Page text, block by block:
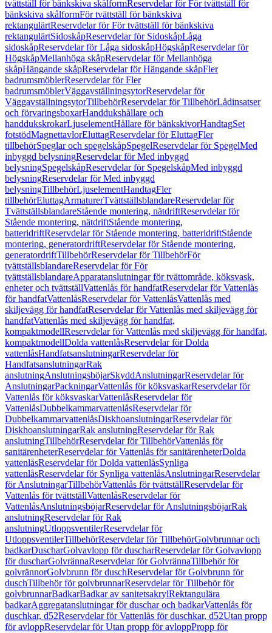
tvättställ för bänkskiva skålformReservdelar för För tvättställ för
bänkskiva skålformFör tvättställ för bänkskiva
rektangulärtReservdelar för För tvättställ för bänkskiva
rektangulärtSidoskåpReservdelar för SidoskåpLåga
sidoskåpReservdelar för Låga sidoskåpHögskåpReservdelar för
HögskåpMellanhöga skåpReservdelar för Mellanhöga
skåpHängande skåpReservdelar för Hängande skåpFler
badrumsmöblerReservdelar för Fler
badrumsmöblerVäggavställningsytorReservdelar för
VäggavställningsytorTillbehörReservdelar för TillbehörLådinsatser
och förvaringsboxarHanddukshållare och
handdukskrokarLjuselementHållare för bänkskivorHandtagSet
fotstödMagnettavlorEluttagReservdelar för EluttagFler
tillbehörSpeglar och spegelskåpSpegelReservdelar för SpegelMed
inbyggd belysningReservdelar för Med inbyggd
belysningSpegelskåpReservdelar för SpegelskåpMed inbyggd
belysningReservdelar för Med inbyggd
belysningTillbehörLjuselementHandtagFler
tillbehörEluttagArmaturerTvättställsblandareReservdelar för
TvättställsblandareStående montering, nätdriftReservdelar för
Stående montering, nätdriftStående montering,
batteridriftReservdelar för Stående montering, batteridriftStående
montering, generatordriftReservdelar för Stående montering,
generatordriftTillbehörReservdelar för TillbehörFör
tvättställsblandareReservdelar för För
tvättställsblandareApparatanslutningar för tvättområde, köksvask,
enheter och tvättställVattenlås för handfatReservdelar för Vattenlås
för handfatVattenlåsReservdelar för VattenlåsVattenlås med
skiljevägg för handfatReservdelar för Vattenlås med skiljevägg för
handfatVattenlås med skiljevägg för handfat,
kompaktmodellReservdelar för Vattenlås med skiljevägg för handfat,
kompaktmodellDolda vattenlåsReservdelar för Dolda
vattenlåsHandfatsanslutningarReservdelar för
HandfatsanslutningarRak
anslutningAnslutningsböjarSkyddAnslutningarReservdelar för
AnslutningarPackningarVattenlås för köksvaskarReservdelar för
Vattenlås för köksvaskarVattenlåsReservdelar för
VattenlåsDubbelkammarvattenlåsReservdelar för
DubbelkammarvattenlåsDiskhoanslutningarReservdelar för
DiskhoanslutningarRak anslutningReservdelar för Rak
anslutningTillbehörReservdelar för TillbehörVattenlås för
sanitärenheterReservdelar för Vattenlås för sanitärenheterDolda
vattenlåsReservdelar för Dolda vattenlåsSynliga
vattenlåsReservdelar för Synliga vattenlåsAnslutningarReservdelar
för AnslutningarTillbehörVattenlås för tvättställReservdelar för
Vattenlås för tvättställVattenlåsReservdelar för
VattenlåsAnslutningsböjarReservdelar för AnslutningsböjarRak
anslutningReservdelar för Rak
anslutningUtloppsventilerReservdelar för
UtloppsventilerTillbehörReservdelar för TillbehörGolvbrunnar och
badkarDuscharGolvavlopp för duscharReservdelar för Golvavlopp
för duscharGolvrännaReservdelar för GolvrännaTillbehör för
golvrännorGolvbrunn för duschReservdelar för Golvbrunn för
duschTillbehör för golvbrunnarReservdelar för Tillbehör för
golvbrunnarBadkarBadkar av sanitetsakrylRektangulära
badkarAggregatanslutningar för duschar och badkarVattenlås för
duschkar, d52Reservdelar för Vattenlås för duschkar, d52Utan propp
för avloppReservdelar för Utan propp för avloppPropp för